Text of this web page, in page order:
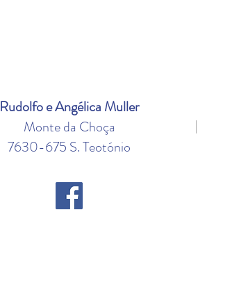
Rudolfo e Angélica Muller
Monte da Choça
7630-675 S. Teotónio
|